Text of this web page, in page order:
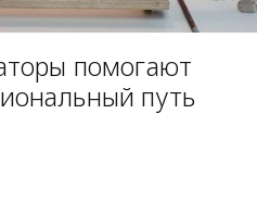
помогают
путь